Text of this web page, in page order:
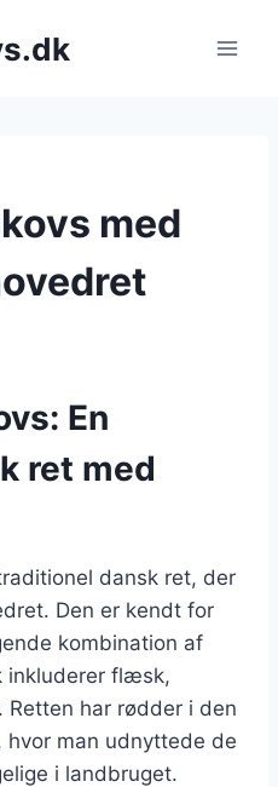
med
En
ret med
dansk ret, der
Den er kendt for
kombination af
inkluderer flæsk,
Retten har rødder i den
man udnyttede de
i landbruget.